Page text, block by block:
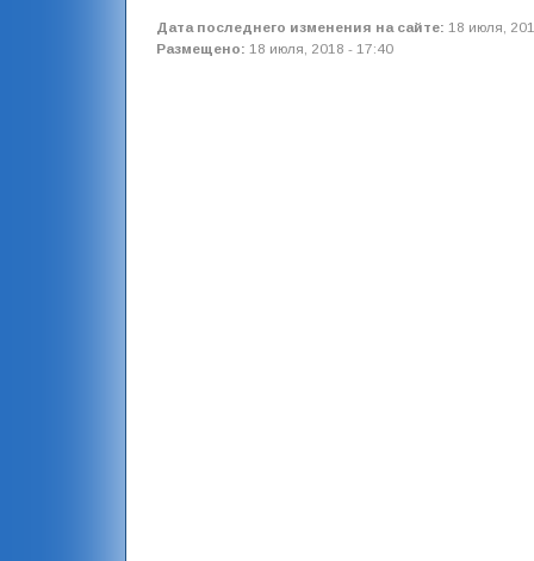
Дата последнего изменения на сайте: 18 июля,
Размещено: 18 июля, 2018 - 17:40